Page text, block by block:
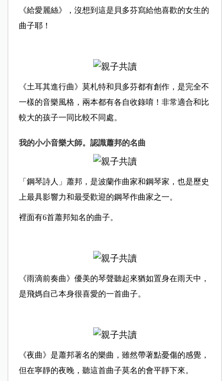
《給愛麗絲》，沒想到這是貝多芬寫給他喜歡的女生的
曲子耶！
《土耳其進行曲》莫札特和貝多芬都有創作，是完全不
一樣的音樂風格，兩本都有各自收錄唷！非常適合和比
較大的孩子一同比較不同處。
我的小小音樂大師。認識蕭邦的名曲
「鋼琴詩人」蕭邦，是波蘭作曲家和鋼琴家，也是歷史
上最具影響力和最受歡迎的鋼琴作曲家之一。
裡面有6首蕭邦知名的曲子。
《雨滴前奏曲》優美的琴聲聽起來猶如置身在雨天中，
是飛媽自己本身很喜愛的一首曲子。
《夜曲》是蕭邦著名的樂曲，雖然帶著點憂傷的感覺，
但在寧靜的夜晚，聽這首曲子莫名的會平靜下來。